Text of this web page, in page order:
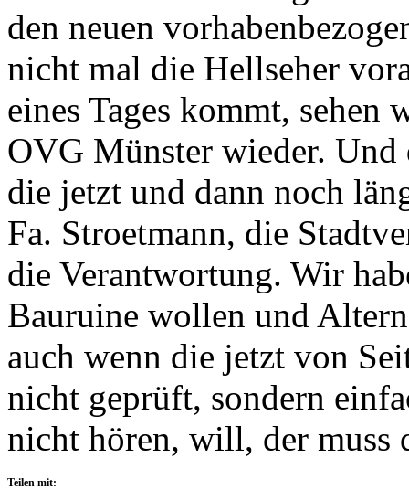
den neuen
nicht mal die Hellseher
eines Tages kommt,
OVG Münster wieder. Und
die jetzt und dann noch
Fa. Stroetmann, die
die Verantwortung. Wir
Bauruine wollen und
auch wenn die jetzt von
nicht geprüft, sondern
nicht hören, will, der muss
Teilen mit: